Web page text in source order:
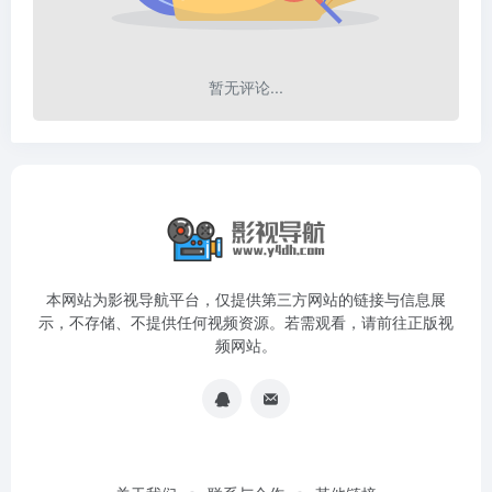
暂无评论...
本网站为影视导航平台，仅提供第三方网站的链接与信息展
示，不存储、不提供任何视频资源。若需观看，请前往正版视
频网站。